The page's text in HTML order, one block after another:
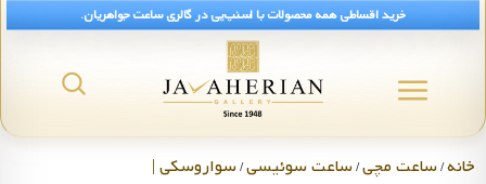
خرید اقساطی همه محصولات با اسنپ‌پی در گالری ساعت جواهریان.
خانه/ساعت مچی/ساعت سوئیسی/سواروسکی |